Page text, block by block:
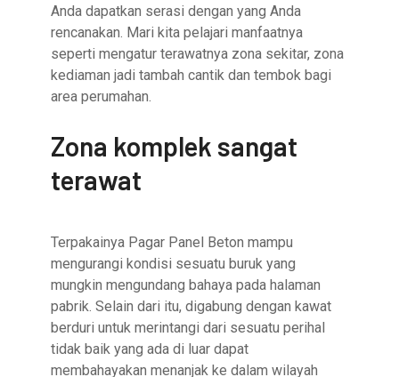
Anda dapatkan serasi dengan yang Anda
rencanakan. Mari kita pelajari manfaatnya
seperti mengatur terawatnya zona sekitar, zona
kediaman jadi tambah cantik dan tembok bagi
area perumahan.
Zona komplek sangat
terawat
Terpakainya Pagar Panel Beton mampu
mengurangi kondisi sesuatu buruk yang
mungkin mengundang bahaya pada halaman
pabrik. Selain dari itu, digabung dengan kawat
berduri untuk merintangi dari sesuatu perihal
tidak baik yang ada di luar dapat
membahayakan menanjak ke dalam wilayah